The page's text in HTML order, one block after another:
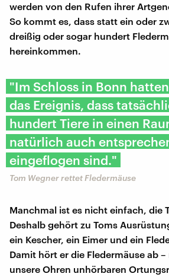
werden von den Rufen ihrer
So kommt es, dass statt ein oder
dreißig oder sogar hundert
hereinkommen.
"Im Schloss in Bonn
das Ereignis, dass
hundert Tiere in einen
natürlich auch
eingeflogen sind."
Tom Wegner rettet Fledermäuse
Manchmal ist es nicht einfach, die
Deshalb gehört zu Toms
ein Kescher, ein Eimer und ein
Damit hört er die Fledermäuse ab
unsere Ohren unhörbaren